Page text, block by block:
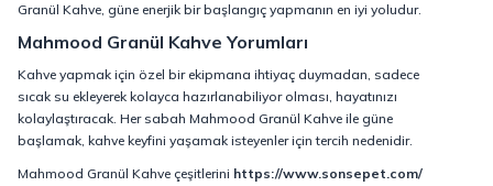
Granül Kahve, güne enerjik bir başlangıç yapmanın en iyi yoludur.
Mahmood Granül Kahve Yorumları
Kahve yapmak için özel bir ekipmana ihtiyaç duymadan, sadece
sıcak su ekleyerek kolayca hazırlanabiliyor olması, hayatınızı
kolaylaştıracak. Her sabah Mahmood Granül Kahve ile güne
başlamak, kahve keyfini yaşamak isteyenler için tercih nedenidir.
Mahmood Granül Kahve çeşitlerini https://www.sonsepet.com/